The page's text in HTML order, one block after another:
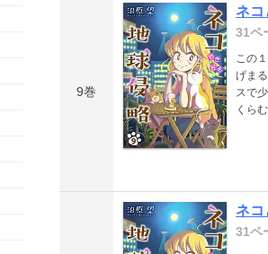
9巻
ネコ
31ペ
この
げま
スで
くら
ネコ
31ペ